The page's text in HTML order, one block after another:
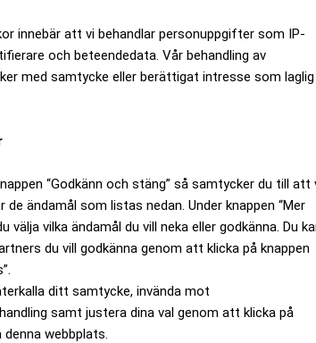
innebär att vi behandlar personuppgifter som IP-
och beteendedata. Vår behandling av
med samtycke eller berättigat intresse som laglig
“Godkänn och stäng” så samtycker du till att
de ändamål som listas nedan. Under knappen “Mer
välja vilka ändamål du vill neka eller godkänna. Du
du vill godkänna genom att klicka på knappen
ditt samtycke, invända mot
samt justera dina val genom att klicka på
denna webbplats.